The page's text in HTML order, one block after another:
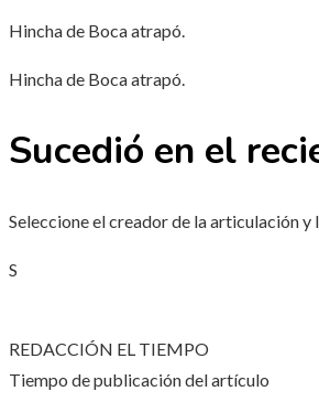
Hincha de Boca atrapó.
Hincha de Boca atrapó.
Sucedió en el
Seleccione el creador de la articulación
S
REDACCIÓN EL TIEMPO
Tiempo de publicación del artículo